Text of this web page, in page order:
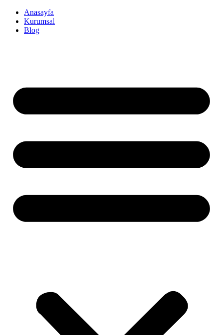
İçeriğe Anasayfa
Kurumsal
Blog